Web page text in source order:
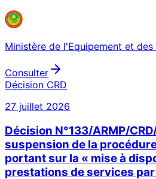
Ministère de l'Equipement et des
Consulter
Décision CRD
27 juillet 2026
Décision N°133/ARMP/
suspension de la
portant sur la « mise à
prestations de services